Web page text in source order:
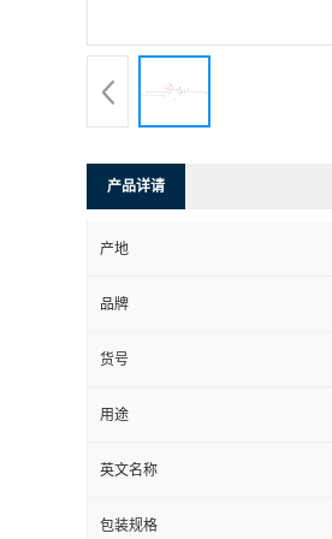
产品详请
产地
品牌
货号
用途
英文名称
包装规格